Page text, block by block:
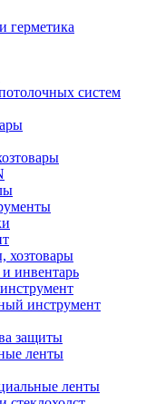
герметика
систем
хозтовары
инвентарь
инструмент
защиты
ленты
ленты